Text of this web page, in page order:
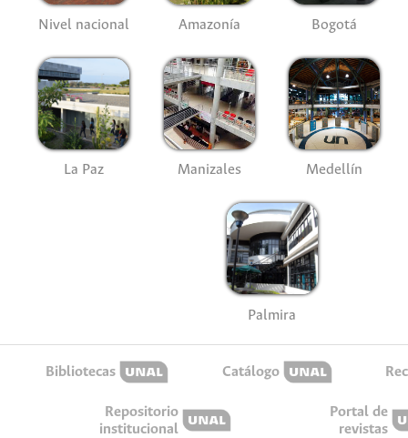
Nivel nacional Amazonía Bogotá
La Paz Manizales Medellín
Palmira
Bibliotecas Catálogo
Repositorio
institucional
Portal de
revistas